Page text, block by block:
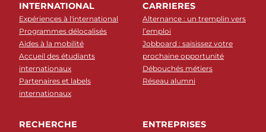
INTERNATIONAL
Expériences à l'international
Programmes délocalisés
Aides à la mobilité
Accueil des étudiants
internationaux
Partenaires et labels
internationaux
CARRIERES
Alternance : un tremplin vers
l’emploi
Jobboard : saisissez votre
prochaine opportunité
Débouchés métiers
Réseau alumni
RECHERCHE ENTREPRISES